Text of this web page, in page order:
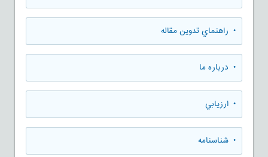
• راهنماي تدوين مقاله
• درباره ما
• ارزيابي
• شناسنامه